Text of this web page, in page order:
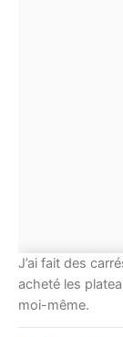
J’ai fait des
acheté les
moi-même.